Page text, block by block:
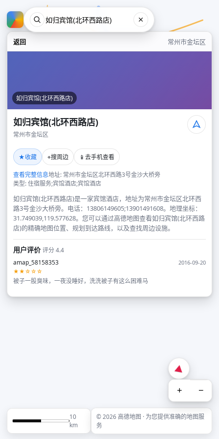
返回 常州市金坛区
如归宾馆(北环西路店)
如归宾馆(北环西路店)
常州市金坛区
★收藏 ⌖搜周边 📱 去手机查看
查看完整信息地址: 常州市金坛区北环西路3号金沙大桥旁
类型: 住宿服务;宾馆酒店;宾馆酒店
如归宾馆(北环西路店)是一家宾馆酒店，地址为常州市金坛区北环西
路3号金沙大桥旁。电话：13806149605;13901491608。地理坐标：
31.749039,119.577628。您可以通过高德地图查看如归宾馆(北环西路
店)的精确地图位置、规划到达路线，以及查找周边设施。
用户评价评分 4.4
amap_58158353
2016-09-20
★★☆☆☆
被子一股臭味，一夜没睡好，洗洗被子有这么困难马
+ −
10
km
© 2026 高德地图 · 为您提供准确的地图服
务